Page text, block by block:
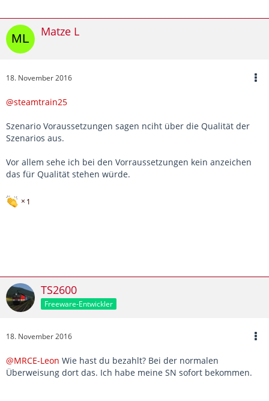
Matze L
18. November 2016
@steamtrain25
Szenario Voraussetzungen sagen nciht über die Qualität der
Szenarios aus.
Vor allem sehe ich bei den Vorraussetzungen kein anzeichen
das für Qualität stehen würde.
1
TS2600
Freeware-Entwickler
18. November 2016
@MRCE-Leon Wie hast du bezahlt? Bei der normalen
Überweisung dort das. Ich habe meine SN sofort bekommen.